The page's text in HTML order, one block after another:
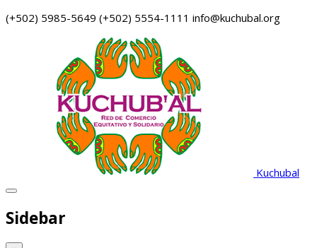
(+502) 5985-5649 (+502) 5554-1111 info@kuchubal.org
Kuchubal
Sidebar